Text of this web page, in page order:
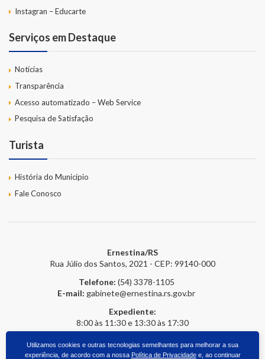
Instagran – Educarte
Serviços em Destaque
Notícias
Transparência
Acesso automatizado – Web Service
Pesquisa de Satisfação
Turista
História do Município
Fale Conosco
Ernestina/RS
Rua Júlio dos Santos, 2021 - CEP: 99140-000
Telefone: (54) 3378-1105
E-mail: gabinete@ernestina.rs.gov.br
Expediente:
8:00 às 11:30 e 13:30 às 17:30
Utilizamos cookies e outras tecnologias semelhantes para melhorar a sua
experiência, de acordo com a nossa Política de Privacidadee, ao continuar